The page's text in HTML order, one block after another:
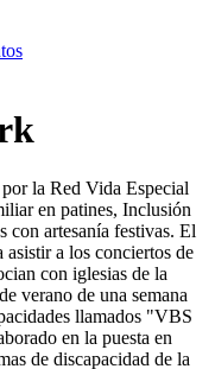
la Red Vida Especial
en patines, Inclusión
con artesanía festivas. El
a los conciertos de
con iglesias de la
verano de una semana
llamados "VBS
en la puesta en
de discapacidad de la